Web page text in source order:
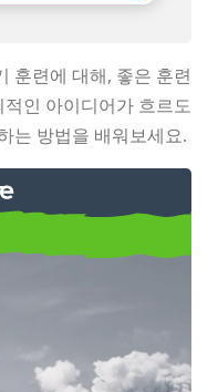
훈련에 대해, 좋은 훈련
인 아이디어가 흐르도
는 방법을 배워보세요.